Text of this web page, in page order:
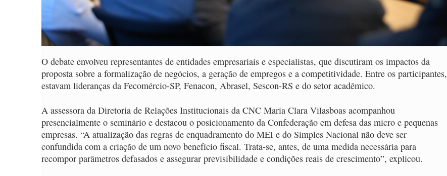
O debate envolveu representantes de entidades empresariais e especialistas, que discutiram os impactos da
proposta sobre a formalização de negócios, a geração de empregos e a competitividade. Entre os participantes,
estavam lideranças da Fecomércio-SP, Fenacon, Abrasel, Sescon-RS e do setor acadêmico.
A assessora da Diretoria de Relações Institucionais da CNC Maria Clara Vilasboas acompanhou
presencialmente o seminário e destacou o posicionamento da Confederação em defesa das micro e pequenas
empresas. “A atualização das regras de enquadramento do MEI e do Simples Nacional não deve ser
confundida com a criação de um novo benefício fiscal. Trata-se, antes, de uma medida necessária para
recompor parâmetros defasados e assegurar previsibilidade e condições reais de crescimento”, explicou.